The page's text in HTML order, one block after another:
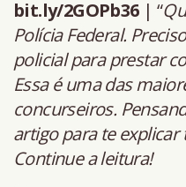
bit.ly/2GOPb36| “
Polícia Federal.
policial para prestar
Essa é uma das
concurseiros.
artigo para te
Continue a leitura!